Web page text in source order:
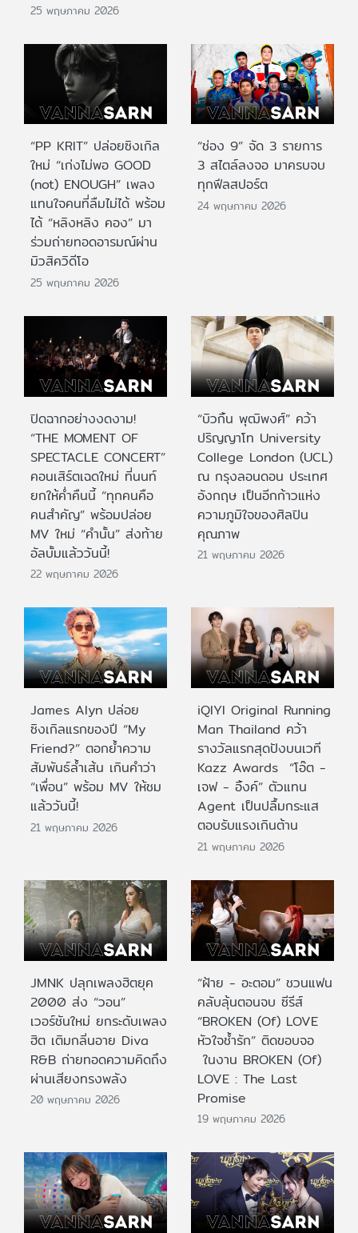
25 พฤษภาคม 2026
“PP KRIT” ปล่อยซิงเกิล
ใหม่ “เก่งไม่พอ GOOD
(not) ENOUGH” เพลง
แทนใจคนที่ลืมไม่ได้ พร้อม
ได้ “หลิงหลิง คอง” มา
ร่วมถ่ายทอดอารมณ์ผ่าน
มิวสิควิดีโอ
25 พฤษภาคม 2026
“ช่อง 9” จัด 3 รายการ
3 สไตล์ลงจอ มาครบจบ
ทุกฟีลสปอร์ต
24 พฤษภาคม 2026
ปิดฉากอย่างงดงาม!
“THE MOMENT OF
SPECTACLE CONCERT”
คอนเสิร์ตเฉดใหม่ ที่นนท์
ยกให้ค่ำคืนนี้ “ทุกคนคือ
คนสำคัญ” พร้อมปล่อย
MV ใหม่ “คำนั้น” ส่งท้าย
อัลบั้มแล้ววันนี้!
22 พฤษภาคม 2026
“บิวกิ้น พุฒิพงศ์” คว้า
ปริญญาโท University
College London (UCL)
ณ กรุงลอนดอน ประเทศ
อังกฤษ เป็นอีกก้าวแห่ง
ความภูมิใจของศิลปิน
คุณภาพ
21 พฤษภาคม 2026
James Alyn ปล่อย
ซิงเกิลแรกของปี “My
Friend?” ตอกย้ำความ
สัมพันธ์ล้ำเส้น เกินคำว่า
“เพื่อน” พร้อม MV ให้ชม
แล้ววันนี้!
21 พฤษภาคม 2026
iQIYI Original Running
Man Thailand คว้า
รางวัลแรกสุดปังบนเวที
Kazz Awards “โอ๊ต -
เจฟ - อิ้งค์” ตัวแทน
Agent เป็นปลื้มกระแส
ตอบรับแรงเกินต้าน
21 พฤษภาคม 2026
JMNK ปลุกเพลงฮิตยุค
2000 ส่ง “วอน”
เวอร์ชันใหม่ ยกระดับเพลง
ฮิต เติมกลิ่นอาย Diva
R&B ถ่ายทอดความคิดถึง
ผ่านเสียงทรงพลัง
20 พฤษภาคม 2026
“ฝ้าย - อะตอม” ชวนแฟน
คลับลุ้นตอนจบ ซีรีส์
“BROKEN (Of) LOVE
หัวใจช้ำรัก” ติดขอบจอ
ในงาน BROKEN (Of)
LOVE : The Last
Promise
19 พฤษภาคม 2026